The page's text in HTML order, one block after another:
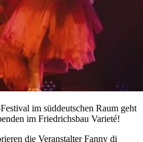
im süddeutschen Raum geht
im Friedrichsbau Varieté!
die Veranstalter Fanny di